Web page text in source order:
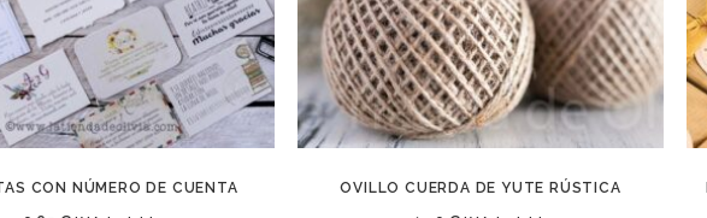
CON NÚMERO DE CUENTA OVILLO CUERDA DE YUTE RÚSTICA